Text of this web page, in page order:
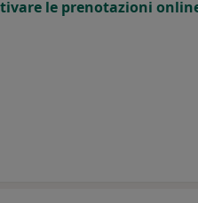
le prenotazioni